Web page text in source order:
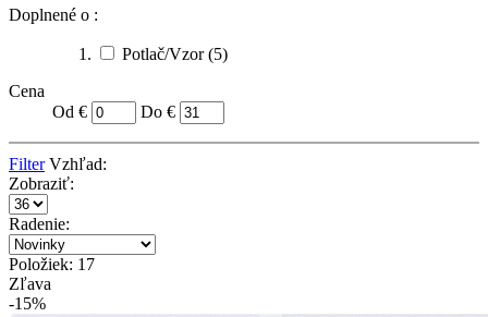
Doplnené o :
Potlač/Vzor(5)
Cena
Od €
Do €
Filter Vzhľad:
Zobraziť:
Radenie:
Položiek: 17
Zľava
-15%